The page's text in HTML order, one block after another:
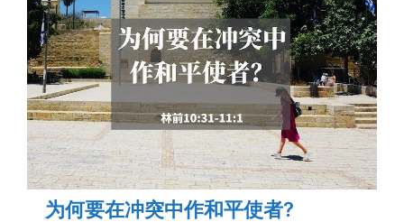
为何要在冲突中作和平使者?